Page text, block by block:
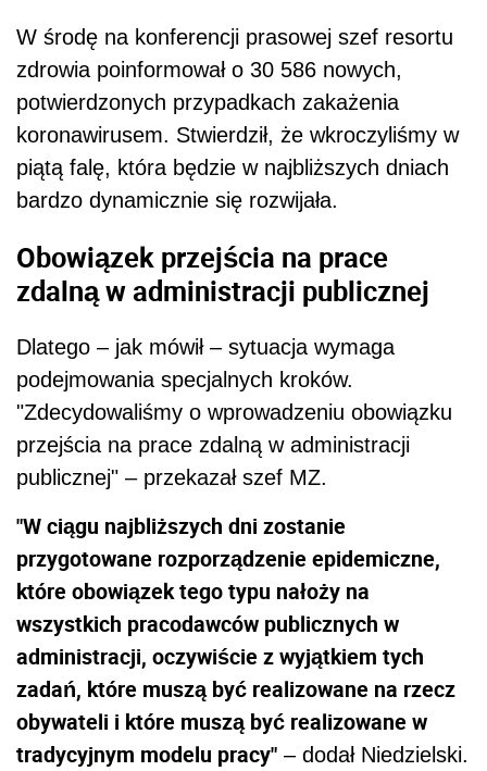
W środę na konferencji prasowej szef resortu
zdrowia poinformował o 30 586 nowych,
potwierdzonych przypadkach zakażenia
koronawirusem. Stwierdził, że wkroczyliśmy w
piątą falę, która będzie w najbliższych dniach
bardzo dynamicznie się rozwijała.
Obowiązek przejścia na prace
zdalną w administracji publicznej
Dlatego – jak mówił – sytuacja wymaga
podejmowania specjalnych kroków.
"Zdecydowaliśmy o wprowadzeniu obowiązku
przejścia na prace zdalną w administracji
publicznej" – przekazał szef MZ.
"W ciągu najbliższych dni zostanie
przygotowane rozporządzenie epidemiczne,
które obowiązek tego typu nałoży na
wszystkich pracodawców publicznych w
administracji, oczywiście z wyjątkiem tych
zadań, które muszą być realizowane na rzecz
obywateli i które muszą być realizowane w
tradycyjnym modelu pracy" – dodał Niedzielski.